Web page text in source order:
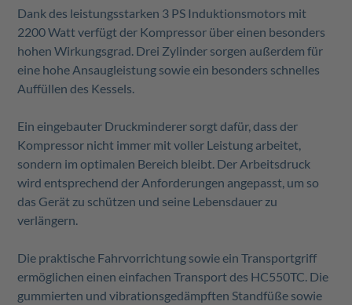
Dank des leistungsstarken 3 PS Induktionsmotors mit
2200 Watt verfügt der Kompressor über einen besonders
hohen Wirkungsgrad. Drei Zylinder sorgen außerdem für
eine hohe Ansaugleistung sowie ein besonders schnelles
Auffüllen des Kessels.
Ein eingebauter Druckminderer sorgt dafür, dass der
Kompressor nicht immer mit voller Leistung arbeitet,
sondern im optimalen Bereich bleibt. Der Arbeitsdruck
wird entsprechend der Anforderungen angepasst, um so
das Gerät zu schützen und seine Lebensdauer zu
verlängern.
Die praktische Fahrvorrichtung sowie ein Transportgriff
ermöglichen einen einfachen Transport des HC550TC. Die
gummierten und vibrationsgedämpften Standfüße sowie